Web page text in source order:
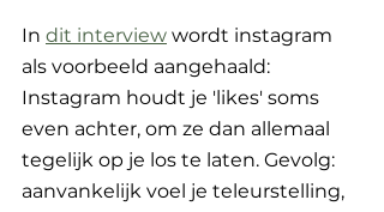
In dit interview wordt instagram
als voorbeeld aangehaald:
Instagram houdt je 'likes' soms
even achter, om ze dan allemaal
tegelijk op je los te laten. Gevolg:
aanvankelijk voel je teleurstelling,